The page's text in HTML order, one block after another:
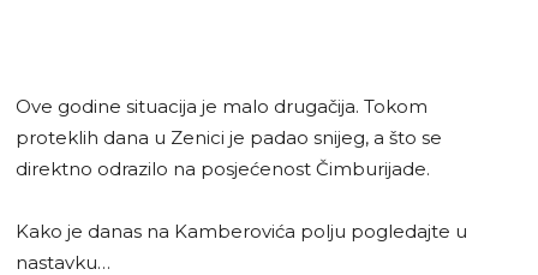
Ove godine situacija je malo drugačija. Tokom
proteklih dana u Zenici je padao snijeg, a što se
direktno odrazilo na posjećenost Čimburijade.
Kako je danas na Kamberovića polju pogledajte u
nastavku…